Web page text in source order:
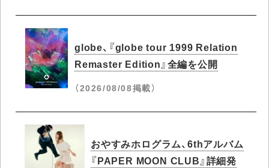
globe、『globe tour 1999 Relation
Remaster Edition』全編を公開
（2026/08/08掲載）
おやすみホログラム、6thアルバム
『PAPER MOON CLUB』詳細発